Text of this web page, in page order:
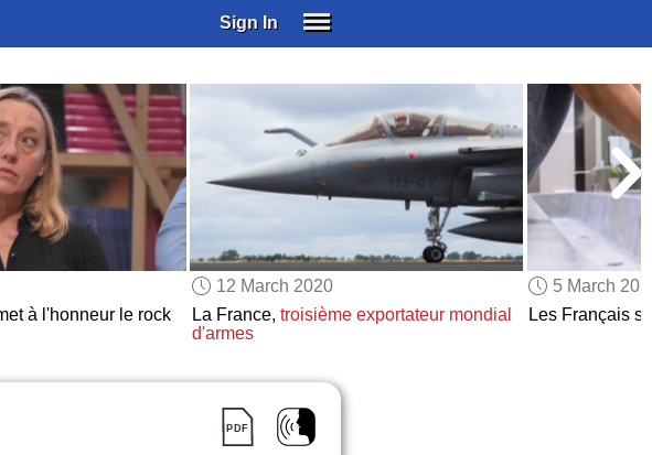
Sign In
SUBSCRIBE
EDUCATIONAL LICENSES
OTHER LANGUAGES
ABOUT US
ALEXA
ADJUST COLORS
à l'honneur le rock
12 March 2020
La France, troisième exportateur mondial
d'armes
5 March
Les Français